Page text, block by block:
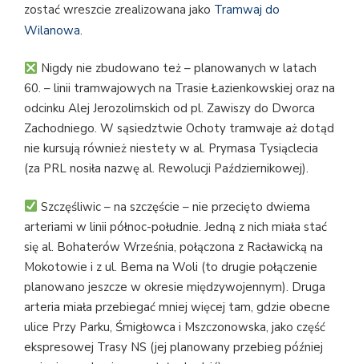
zostać wreszcie zrealizowana jako Tramwaj do
Wilanowa.
Nigdy nie zbudowano też – planowanych w latach
60. – linii tramwajowych na Trasie Łazienkowskiej oraz na
odcinku Alej Jerozolimskich od pl. Zawiszy do Dworca
Zachodniego. W sąsiedztwie Ochoty tramwaje aż dotąd
nie kursują również niestety w al. Prymasa Tysiąclecia
(za PRL nosiła nazwę al. Rewolucji Październikowej).
Szczęśliwic – na szczęście – nie przecięto dwiema
arteriami w linii północ-południe. Jedną z nich miała stać
się al. Bohaterów Września, połączona z Racławicką na
Mokotowie i z ul. Bema na Woli (to drugie połączenie
planowano jeszcze w okresie międzywojennym). Druga
arteria miała przebiegać mniej więcej tam, gdzie obecne
ulice Przy Parku, Śmigłowca i Mszczonowska, jako część
ekspresowej Trasy NS (jej planowany przebieg później